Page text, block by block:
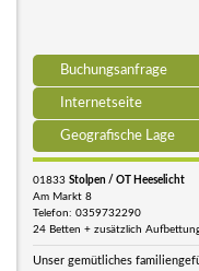
Buchungsanfrage
Internetseite
Geografische Lage
01833 Stolpen / OT Heeselicht
Am Markt 8
Telefon: 0359732290
24 Betten + zusätzlich
Unser gemütliches